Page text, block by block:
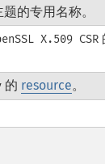
的专用名称。
X.509 CSR
的 resource。